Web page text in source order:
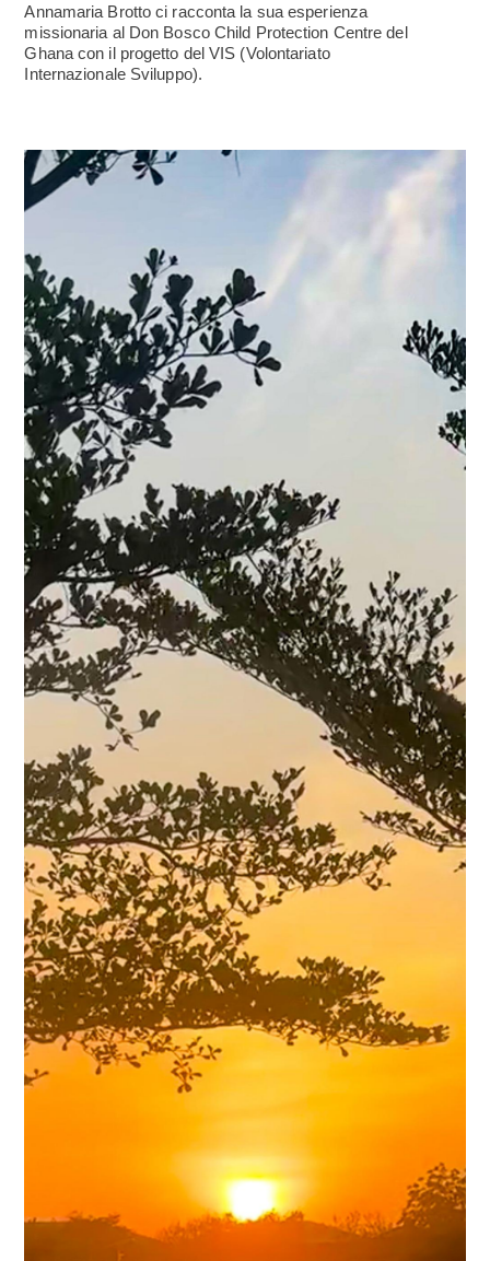
Annamaria Brotto ci racconta la sua esperienza
missionaria al Don Bosco Child Protection Centre del
Ghana con il progetto del VIS (Volontariato
Internazionale Sviluppo).